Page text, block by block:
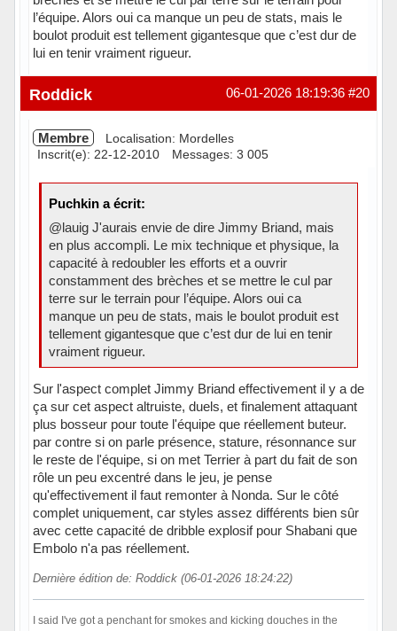
l’équipe. Alors oui ca manque un peu de stats, mais le
boulot produit est tellement gigantesque que c’est dur de
lui en tenir vraiment rigueur.
Hors ligne #20
06-01-2026 18:19:36
Roddick
Membre
Localisation: Mordelles
Inscrit(e): 22-12-2010
Messages: 3 005
Puchkin a écrit:
@lauig J'aurais envie de dire Jimmy Briand, mais
en plus accompli. Le mix technique et physique, la
capacité à redoubler les efforts et a ouvrir
constamment des brèches et se mettre le cul par
terre sur le terrain pour l’équipe. Alors oui ca
manque un peu de stats, mais le boulot produit est
tellement gigantesque que c’est dur de lui en tenir
vraiment rigueur.
Sur l'aspect complet Jimmy Briand effectivement il y a de
ça sur cet aspect altruiste, duels, et finalement attaquant
plus bosseur pour toute l'équipe que réellement buteur.
par contre si on parle présence, stature, résonnance sur
le reste de l'équipe, si on met Terrier à part du fait de son
rôle un peu excentré dans le jeu, je pense
qu'effectivement il faut remonter à Nonda. Sur le côté
complet uniquement, car styles assez différents bien sûr
avec cette capacité de dribble explosif pour Shabani que
Embolo n'a pas réellement.
Dernière édition de: Roddick (06-01-2026 18:24:22)
I said I've got a penchant for smokes and kicking douches in the